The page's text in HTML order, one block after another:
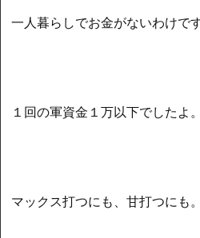
一人暮らしでお金がないわけで
１回の軍資金１万以下でしたよ。
マックス打つにも、甘打つにも。